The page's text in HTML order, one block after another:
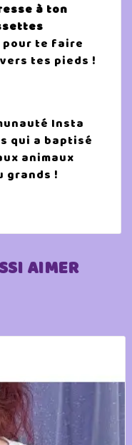
à ton
pour te faire
tes pieds !
Insta
qui a baptisé
animaux
grands !
AIMER